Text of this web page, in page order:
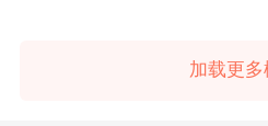
加载更多